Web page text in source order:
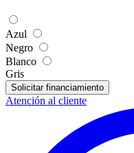
Azul
Negro
Blanco
Gris
Solicitar financiamiento
Atención al cliente